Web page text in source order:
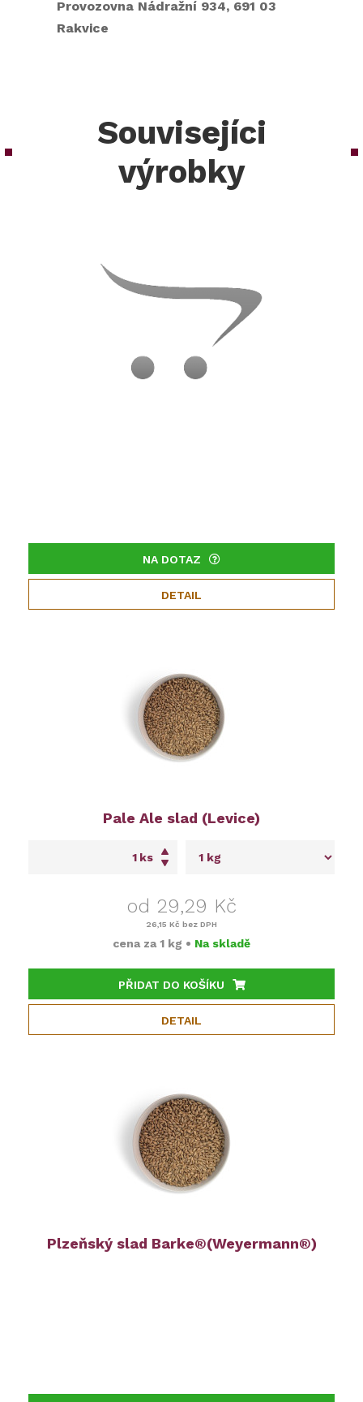
Provozovna Nádražní 934, 691 03
Rakvice
Souvisejíci
výrobky
NA DOTAZ
DETAIL
Pale Ale slad (Levice)
ks
od 29,29 Kč
26,15 Kč bez DPH
cena za 1 kg • Na skladě
PŘIDAT DO KOŠÍKU
DETAIL
Plzeňský slad Barke®(Weyermann®)